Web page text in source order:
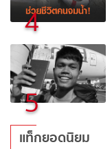
4
5
แท็กยอดนิยม